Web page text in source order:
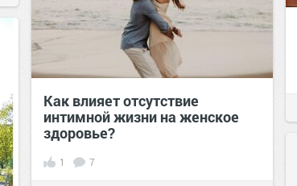
Как влияет отсутствие
интимной жизни на женское
здоровье?
1 7